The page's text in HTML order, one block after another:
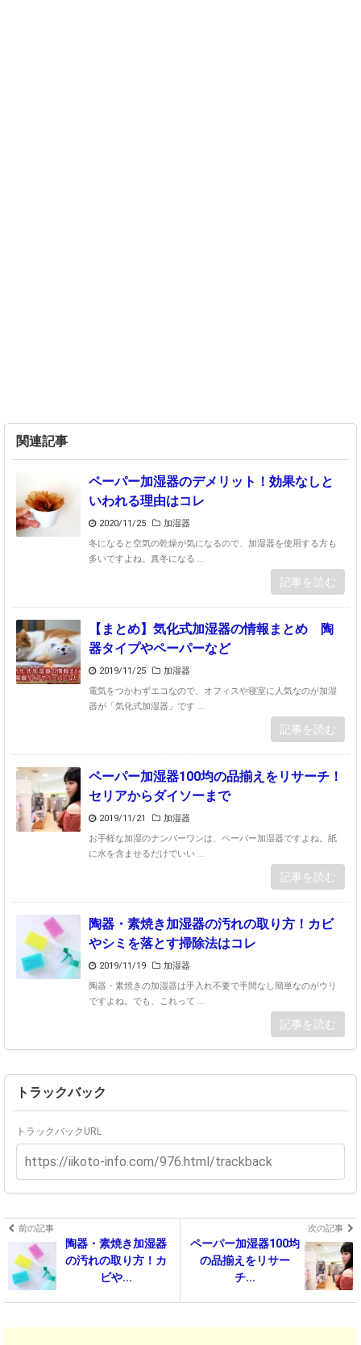
関連記事
ペーパー加湿器のデメリット！効果なしと
いわれる理由はコレ
2020/11/25
加湿器
冬になると空気の乾燥が気になるので、加湿器を使用する方も
多いですよね。真冬になる ...
記事を読む
【まとめ】気化式加湿器の情報まとめ 陶
器タイプやペーパーなど
2019/11/25
加湿器
電気をつかわずエコなので、オフィスや寝室に人気なのが加湿
器が「気化式加湿器」です ...
記事を読む
ペーパー加湿器100均の品揃えをリサーチ！
セリアからダイソーまで
2019/11/21
加湿器
お手軽な加湿のナンバーワンは、ペーパー加湿器ですよね。紙
に水を含ませるだけでいい ...
記事を読む
陶器・素焼き加湿器の汚れの取り方！カビ
やシミを落とす掃除法はコレ
2019/11/19
加湿器
陶器・素焼きの加湿器は手入れ不要で手間なし簡単なのがウリ
ですよね。でも、これって ...
記事を読む
トラックバック
トラックバックURL
前の記事
陶器・素焼き加湿器
の汚れの取り方！カ
ビや...
次の記事
ペーパー加湿器100均
の品揃えをリサー
チ...